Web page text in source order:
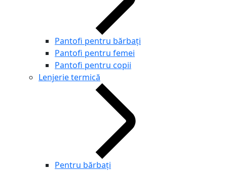
Pantofi pentru bărbați
Pantofi pentru femei
Pantofi pentru copii
Lenjerie termică
Pentru bărbați